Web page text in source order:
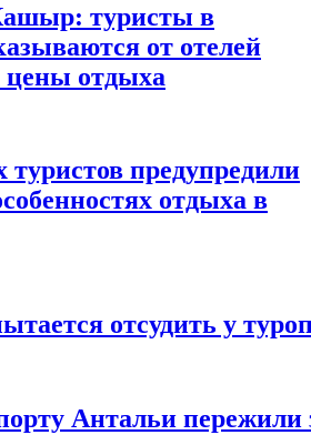
туристы в
от отелей
цены отдыха
туристов предупредили
отдыха в
отсудить у
Антальи